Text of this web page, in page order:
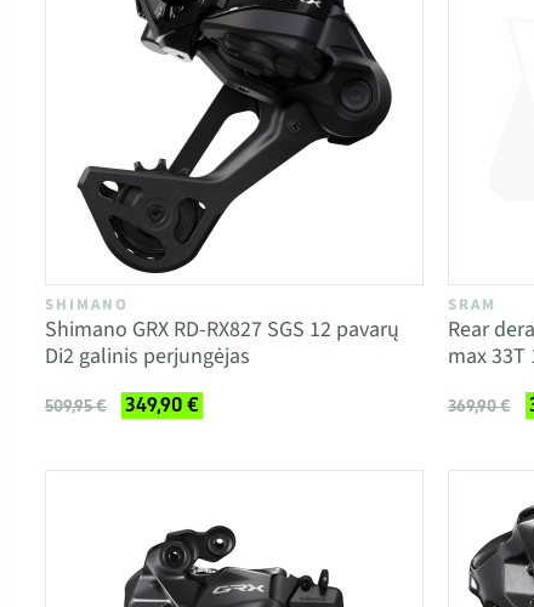
SHIMANO
Shimano GRX RD-RX827 SGS 12 pavarų
Di2 galinis perjungėjas
509,95 € 349,90 €
SRAM
Rear
max
369,90 €